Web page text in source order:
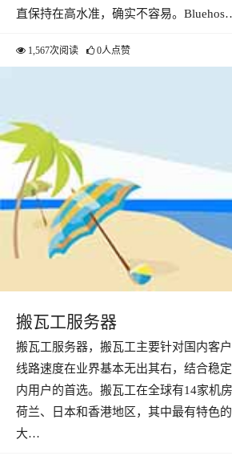
直保持在高水准，确实不容易。
1,567次阅读 0人点赞
搬瓦工服务器
搬瓦工服务器，搬瓦工主要针对国内客
线路速度在业界基本无出其右，结合稳
内用户的首选。搬瓦工在全球有14家机
荷兰、日本和香港地区，其中最有特色
大…